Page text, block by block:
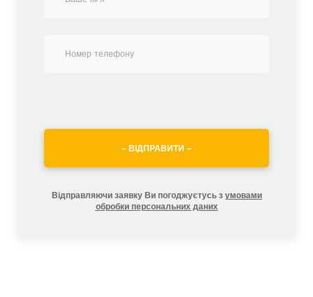
– ВІДПРАВИТИ –
Відправляючи заявку Ви погоджуєтусь з умовами
обробки персональних даних